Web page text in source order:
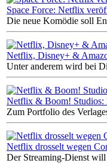
Space Force: Netflix
Die neue Komödie soll
Netflix, Disney+ &
Unter anderem wird bei
Netflix & Boom! Studios:
Zum Portfolio des
Netflix drosselt wegen
Der Streaming-Dienst will